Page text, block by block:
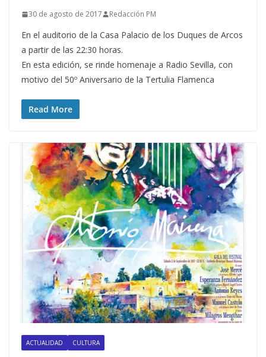
30 de agosto de 2017 Redacción PM
En el auditorio de la Casa Palacio de los Duques de Arcos
a partir de las 22:30 horas.
En esta edición, se rinde homenaje a Radio Sevilla, con
motivo del 50º Aniversario de la Tertulia Flamenca
Read More
ACTUALIDAD CULTURA